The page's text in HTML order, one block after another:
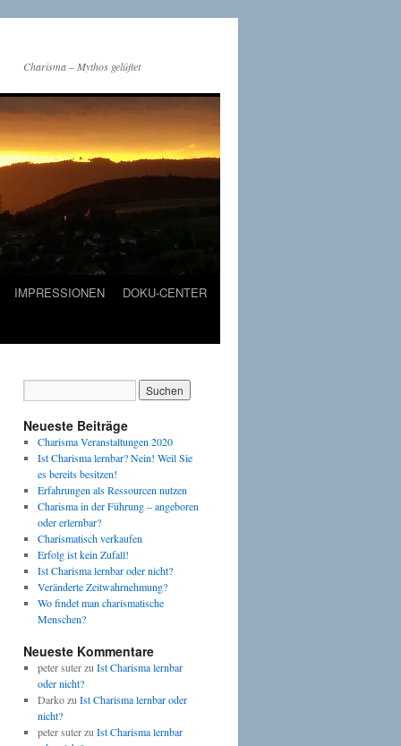
Charisma – Mythos gelüftet
IMPRESSIONEN
DOKU-CENTER
Neueste Beiträge
Charisma Veranstaltungen 2020
Ist Charisma lernbar? Nein! Weil Sie
es bereits besitzen!
Erfahrungen als Ressourcen nutzen
Charisma in der Führung – angeboren
oder erlernbar?
Charismatisch verkaufen
Erfolg ist kein Zufall!
Ist Charisma lernbar oder nicht?
Veränderte Zeitwahrnehmung?
Wo findet man charismatische
Menschen?
Neueste Kommentare
peter suterzu Ist Charisma lernbar
oder nicht?
Darkozu Ist Charisma lernbar oder
nicht?
peter suterzu Ist Charisma lernbar